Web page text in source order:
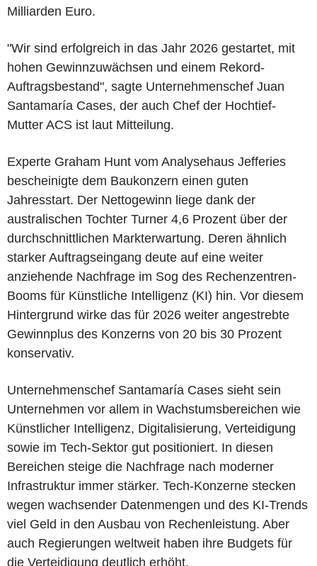
Milliarden Euro.
"Wir sind erfolgreich in das Jahr 2026 gestartet, mit
hohen Gewinnzuwächsen und einem Rekord-
Auftragsbestand", sagte Unternehmenschef Juan
Santamaría Cases, der auch Chef der Hochtief-
Mutter ACS ist laut Mitteilung.
Experte Graham Hunt vom Analysehaus Jefferies
bescheinigte dem Baukonzern einen guten
Jahresstart. Der Nettogewinn liege dank der
australischen Tochter Turner 4,6 Prozent über der
durchschnittlichen Markterwartung. Deren ähnlich
starker Auftragseingang deute auf eine weiter
anziehende Nachfrage im Sog des Rechenzentren-
Booms für Künstliche Intelligenz (KI) hin. Vor diesem
Hintergrund wirke das für 2026 weiter angestrebte
Gewinnplus des Konzerns von 20 bis 30 Prozent
konservativ.
Unternehmenschef Santamaría Cases sieht sein
Unternehmen vor allem in Wachstumsbereichen wie
Künstlicher Intelligenz, Digitalisierung, Verteidigung
sowie im Tech-Sektor gut positioniert. In diesen
Bereichen steige die Nachfrage nach moderner
Infrastruktur immer stärker. Tech-Konzerne stecken
wegen wachsender Datenmengen und des KI-Trends
viel Geld in den Ausbau von Rechenleistung. Aber
auch Regierungen weltweit haben ihre Budgets für
die Verteidigung deutlich erhöht.